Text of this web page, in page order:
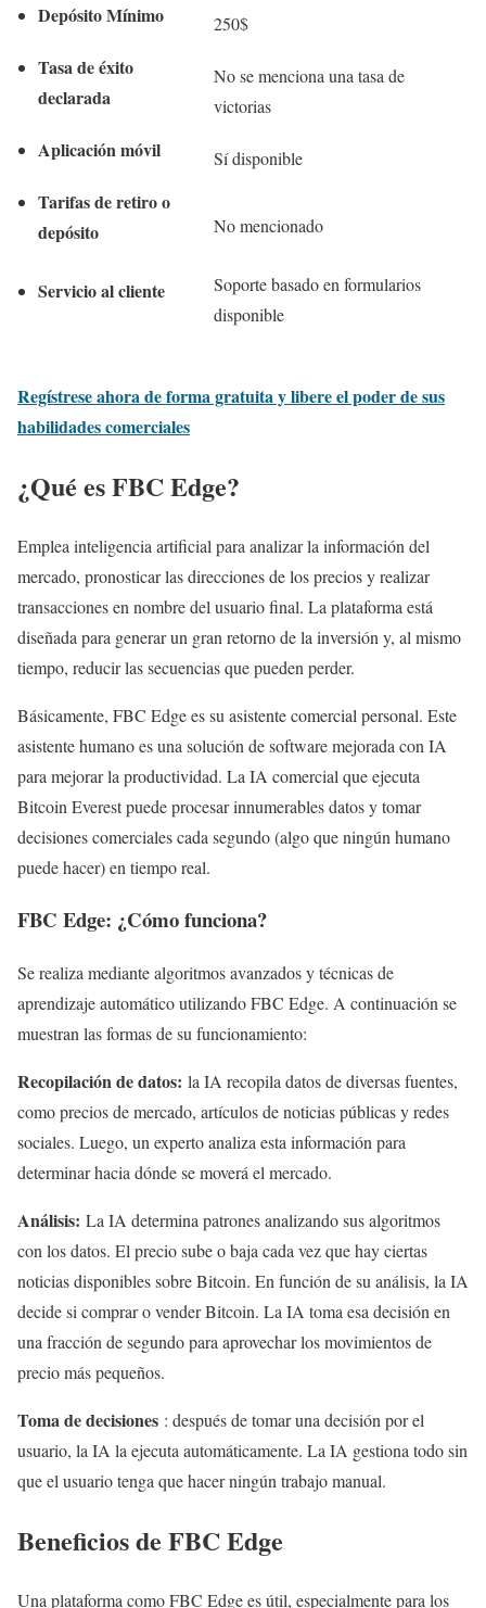
Depósito Mínimo 250$
Tasa de éxito
declarada
No se menciona una tasa de
victorias
Aplicación móvil Sí disponible
Tarifas de retiro o
depósito
No mencionado
Servicio al cliente
Soporte basado en formularios
disponible
Regístrese ahora de forma gratuita y libere el poder de sus
habilidades comerciales
¿Qué es FBC Edge?
Emplea inteligencia artificial para analizar la información del
mercado, pronosticar las direcciones de los precios y realizar
transacciones en nombre del usuario final. La plataforma está
diseñada para generar un gran retorno de la inversión y, al mismo
tiempo, reducir las secuencias que pueden perder.
Básicamente, FBC Edge es su asistente comercial personal. Este
asistente humano es una solución de software mejorada con IA
para mejorar la productividad. La IA comercial que ejecuta
Bitcoin Everest puede procesar innumerables datos y tomar
decisiones comerciales cada segundo (algo que ningún humano
puede hacer) en tiempo real.
FBC Edge: ¿Cómo funciona?
Se realiza mediante algoritmos avanzados y técnicas de
aprendizaje automático utilizando FBC Edge. A continuación se
muestran las formas de su funcionamiento:
Recopilación de datos: la IA recopila datos de diversas fuentes,
como precios de mercado, artículos de noticias públicas y redes
sociales. Luego, un experto analiza esta información para
determinar hacia dónde se moverá el mercado.
Análisis: La IA determina patrones analizando sus algoritmos
con los datos. El precio sube o baja cada vez que hay ciertas
noticias disponibles sobre Bitcoin. En función de su análisis, la IA
decide si comprar o vender Bitcoin. La IA toma esa decisión en
una fracción de segundo para aprovechar los movimientos de
precio más pequeños.
Toma de decisiones : después de tomar una decisión por el
usuario, la IA la ejecuta automáticamente. La IA gestiona todo sin
que el usuario tenga que hacer ningún trabajo manual.
Beneficios de FBC Edge
Una plataforma como FBC Edge es útil, especialmente para los